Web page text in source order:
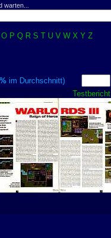
warten...
O P Q R S T U V W X Y Z
im Durchschnitt)
Testbericht